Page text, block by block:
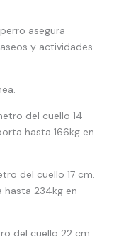
asegura
y actividades
del cuello 14
hasta 166kg en
del cuello 17 cm.
234kg en
del cuello 22 cm.